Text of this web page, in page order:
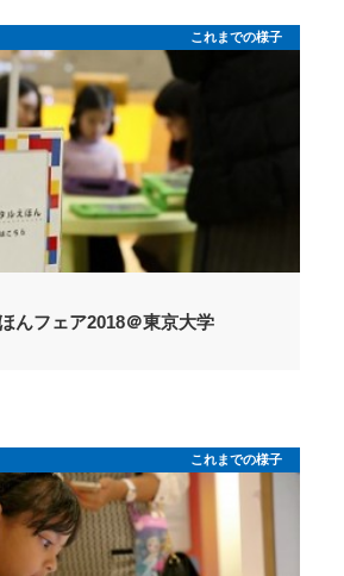
これまでの様子
んフェア2018＠東京大学
これまでの様子